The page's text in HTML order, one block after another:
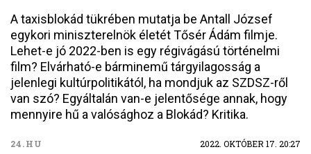
A taxisblokád tükrében mutatja be Antall József
egykori miniszterelnök életét Tősér Ádám filmje.
Lehet-e jó 2022-ben is egy régivágású történelmi
film? Elvárható-e bárminemű tárgyilagosság a
jelenlegi kultúrpolitikától, ha mondjuk az SZDSZ-ről
van szó? Egyáltalán van-e jelentősége annak, hogy
mennyire hű a valósághoz a Blokád? Kritika.
24.HU 2022. OKTÓBER 17. 20:27